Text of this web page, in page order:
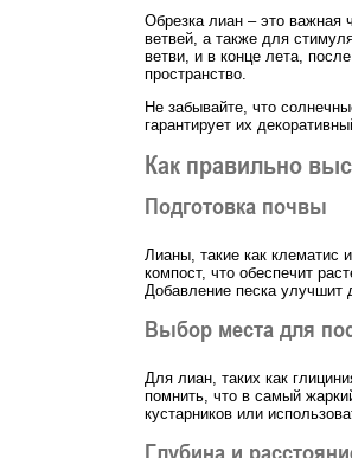
Обрезка лиан – это важная
ветвей, а также для
ветви, и в конце лета,
пространство.
Не забывайте, что
гарантирует их
Как правильно
Подготовка почвы
Лианы, такие как клематис
компост, что обеспечит
Добавление песка улучшит
Выбор места для
Для лиан, таких как
помнить, что в самый
кустарников или
Глубина и